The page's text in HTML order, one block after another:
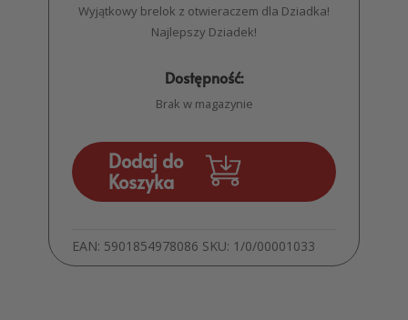
Wyjątkowy brelok z otwieraczem dla Dziadka!
Najlepszy Dziadek!
Dostępność:
Brak w magazynie
Dodaj do
Koszyka
EAN: 5901854978086 SKU: 1/0/00001033